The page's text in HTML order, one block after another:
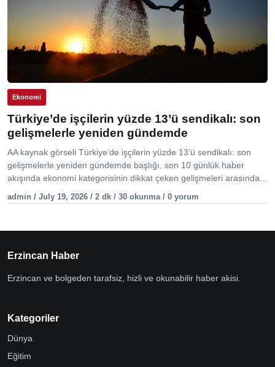
Ekonomi
Türkiye’de işçilerin yüzde 13’ü sendikalı: son
gelişmelerle yeniden gündemde
AA kaynak görseli Türkiye’de işçilerin yüzde 13’ü sendikalı: son
gelişmelerle yeniden gündemde başlığı, son 10 günlük haber
akışında ekonomi kategorisinin dikkat çeken gelişmeleri arasında...
admin / July 19, 2026 / 2 dk / 30 okunma / 0 yorum
Erzincan Haber
Erzincan ve bolgeden tarafsiz, hizli ve okunabilir haber akisi.
Kategoriler
Dünya
Eğitim